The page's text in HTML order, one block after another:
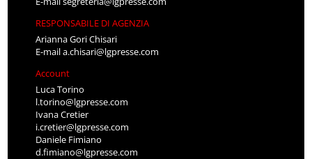
RESPONSABILE DI AGENZIA
Arianna Gori Chisari
E-maila.chisari@lgpresse.com
Account
Luca Torino
l.torino@lgpresse.com
Ivana Cretier
i.cretier@lgpresse.com
Daniele Fimiano
d.fimiano@lgpresse.com